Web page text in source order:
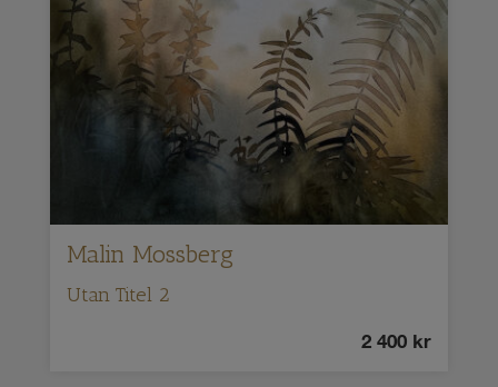
Malin Mossberg
Utan Titel 2
2 400 kr